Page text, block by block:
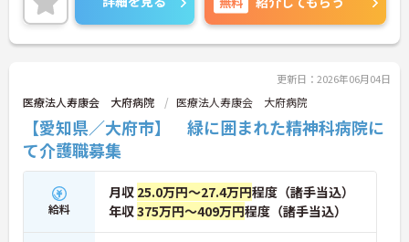
更新日：2026年06月04日
医療法人寿康会 大府病院 医療法人寿康会 大府病院
【愛知県／大府市】 緑に囲まれた精神科病院に
て介護職募集
給料
月収 25.0万円～27.4万円程度（諸手当込）
年収375万円～409万円程度（諸手当込）